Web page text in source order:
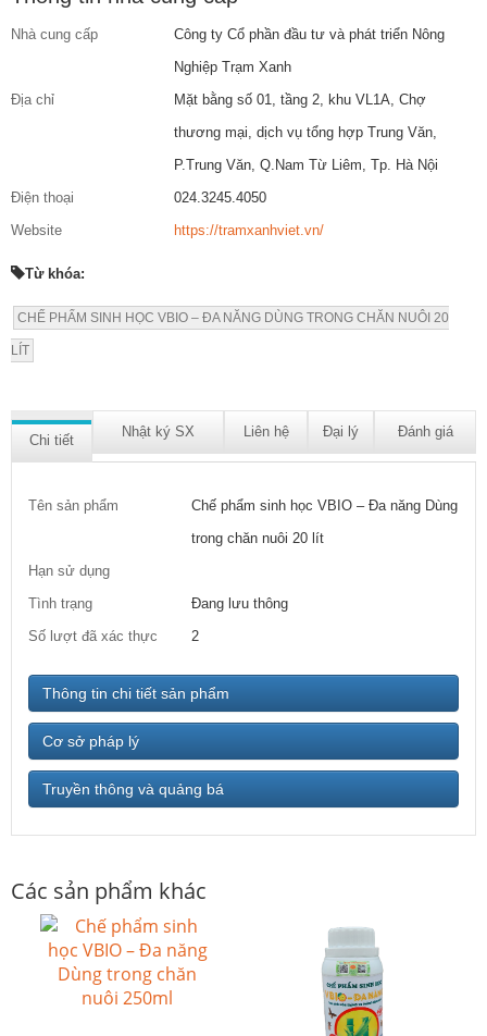
Nhà cung cấp
Công ty Cổ phần đầu tư và phát triển Nông
Nghiệp Trạm Xanh
Địa chỉ
Mặt bằng số 01, tầng 2, khu VL1A, Chợ
thương mại, dịch vụ tổng hợp Trung Văn,
P.Trung Văn, Q.Nam Từ Liêm, Tp. Hà Nội
Điện thoại
024.3245.4050
Website
https://tramxanhviet.vn/
Từ khóa:
CHẾ PHẨM SINH HỌC VBIO – ĐA NĂNG DÙNG TRONG CHĂN NUÔI 20
LÍT
Chi tiết
Nhật ký SX Liên hệ Đại lý Đánh giá
Tên sản phẩm
Chế phẩm sinh học VBIO – Đa năng Dùng
trong chăn nuôi 20 lít
Hạn sử dụng
Tình trạng
Đang lưu thông
Số lượt đã xác thực
2
Thông tin chi tiết sản phẩm
Cơ sở pháp lý
Truyền thông và quảng bá
Các sản phẩm khác